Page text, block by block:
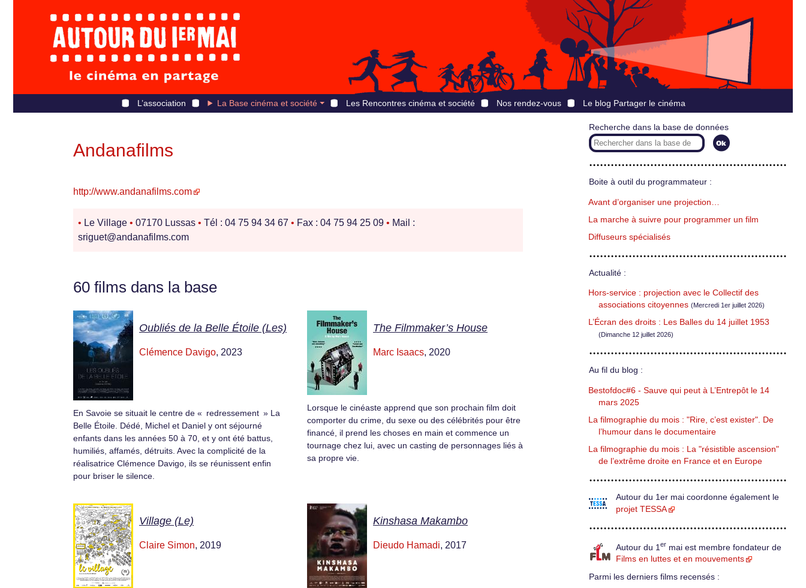
L’association La Base cinéma et société Les Rencontres cinéma et société Nos rendez-vous Le blog Partager le cinéma
Andanafilms
http://www.andanafilms.com
• Le Village • 07170 Lussas • Tél : 04 75 94 34 67 • Fax : 04 75 94 25 09 • Mail :
sriguet@andanafilms.com
60 films dans la base
Oubliés de la Belle Étoile (Les)
Clémence Davigo, 2023
En Savoie se situait le centre de « redressement » La
Belle Étoile. Dédé, Michel et Daniel y ont séjourné
enfants dans les années 50 à 70, et y ont été battus,
humiliés, affamés, détruits. Avec la complicité de la
réalisatrice Clémence Davigo, ils se réunissent enfin
pour briser le silence.
The Filmmaker’s House
Marc Isaacs, 2020
Lorsque le cinéaste apprend que son prochain film doit
comporter du crime, du sexe ou des célébrités pour être
financé, il prend les choses en main et commence un
tournage chez lui, avec un casting de personnages liés à
sa propre vie.
Village (Le)
Claire Simon, 2019
Kinshasa Makambo
Dieudo Hamadi, 2017
Recherche dans la base de données
Boite à outil du programmateur :
Avant d’organiser une projection…
La marche à suivre pour programmer un film
Diffuseurs spécialisés
Actualité :
Hors-service : projection avec le Collectif des
associations citoyennes (Mercredi 1er juillet 2026)
L’Écran des droits : Les Balles du 14 juillet 1953
(Dimanche 12 juillet 2026)
Au fil du blog :
Bestofdoc#6 - Sauve qui peut à L’Entrepôt le 14
mars 2025
La filmographie du mois : "Rire, c’est exister". De
l’humour dans le documentaire
La filmographie du mois : La "résistible ascension"
de l’extrême droite en France et en Europe
Autour du 1er mai coordonne également le
projet TESSA
Autour du 1 er mai est membre fondateur de
Films en luttes et en mouvements
Parmi les derniers films recensés :